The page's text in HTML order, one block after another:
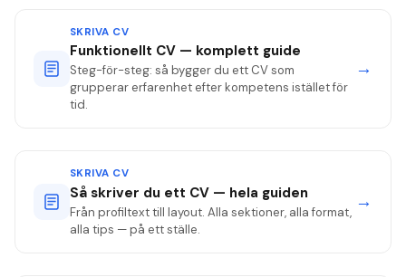
SKRIVA CV
Funktionellt CV — komplett guide
Steg-för-steg: så bygger du ett CV som
grupperar erfarenhet efter kompetens istället för
tid.
→
SKRIVA CV
Så skriver du ett CV — hela guiden
Från profiltext till layout. Alla sektioner, alla format,
alla tips — på ett ställe.
→